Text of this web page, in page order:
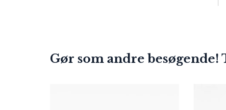
Gør som andre